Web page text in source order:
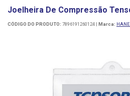
Joelheira De Compressão
CÓDIGO DO PRODUTO: 7896191260124 | Marca: